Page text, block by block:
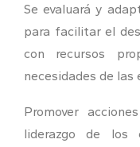
Se evaluará y
para facilitar el
con recursos
necesidades de las
Promover
liderazgo de los